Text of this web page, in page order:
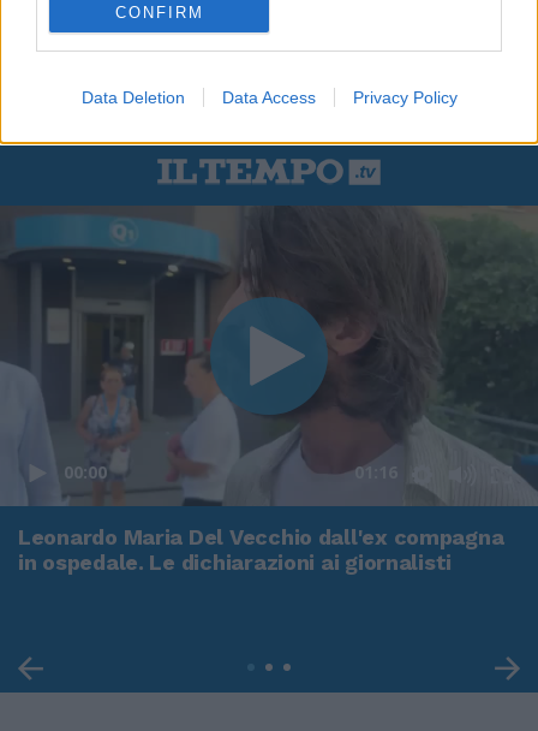
CONFIRM
Data Deletion Data Access Privacy Policy
00:00 01:16
Leonardo Maria Del Vecchio dall'ex compagna
in ospedale. Le dichiarazioni ai giornalisti